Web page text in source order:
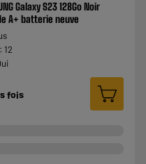
Galaxy S23 128Go Noir
A+ batterie neuve
12
fois